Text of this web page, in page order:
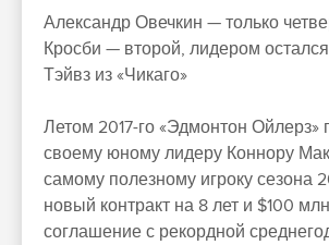
Александр Овечкин — только
Кросби — второй, лидером
Тэйвз из «Чикаго»
Летом 2017-го «Эдмонтон Ойлерз»
своему юному лидеру Коннору
самому полезному игроку сезона
новый контракт на 8 лет и $100
соглашение с рекордной